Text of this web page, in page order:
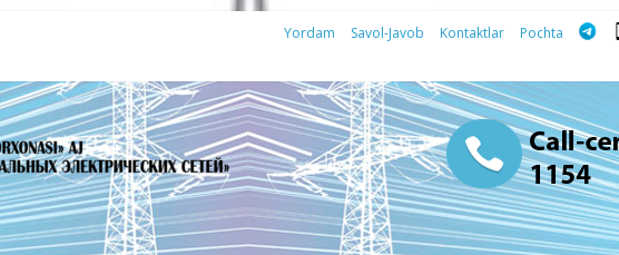
Yordam Savol-Javob Kontaktlar Pochta